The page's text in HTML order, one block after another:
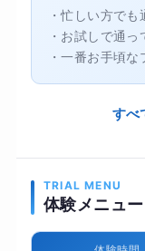
・忙しい方でも
・お試しで通っ
・一番お手頃な
すべ
TRIAL MENU
体験メニュー